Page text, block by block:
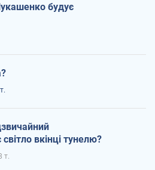
будує
вкінці тунелю?
т.